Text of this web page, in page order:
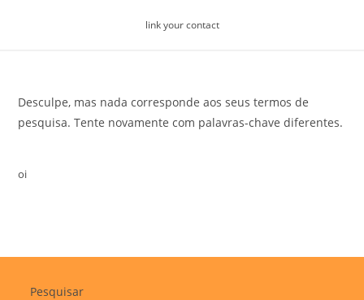
link your contact
Desculpe, mas nada corresponde aos seus termos de
pesquisa. Tente novamente com palavras-chave diferentes.
oi
Pesquisar